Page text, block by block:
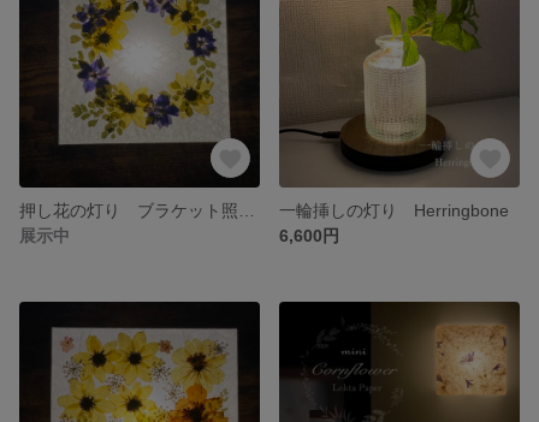
展示中
一輪挿しの灯り Herringbone
6,600円